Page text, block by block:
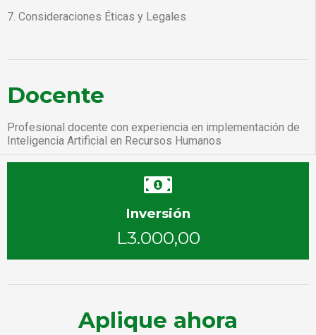
7. Consideraciones Éticas y Legales
Docente
Profesional docente con experiencia en implementación de
Inteligencia Artificial en Recursos Humanos
Inversión
L3.000,00
Aplique ahora